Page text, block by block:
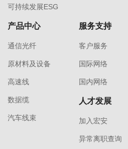
可持续发展ESG
产品中心
通信光纤
原材料及设备
高速线
数据缆
汽车线束
服务支持
客户服务
国际网络
国内网络
人才发展
加入宏安
异常离职查询